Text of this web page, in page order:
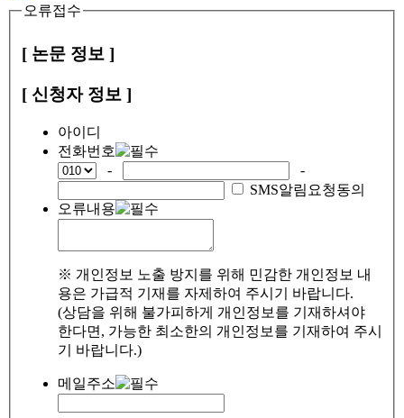
오류접수
[ 논문 정보 ]
[ 신청자 정보 ]
아이디
전화번호
-
-
SMS알림요청동의
오류내용
※ 개인정보 노출 방지를 위해 민감한 개인정보 내
용은 가급적 기재를 자제하여 주시기 바랍니다.
(상담을 위해 불가피하게 개인정보를 기재하셔야
한다면, 가능한 최소한의 개인정보를 기재하여 주시
기 바랍니다.)
메일주소